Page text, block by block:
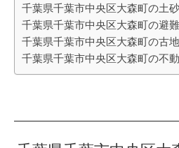
千葉県千葉市中央区大森町の土
千葉県千葉市中央区大森町の避
千葉県千葉市中央区大森町の古
千葉県千葉市中央区大森町の不